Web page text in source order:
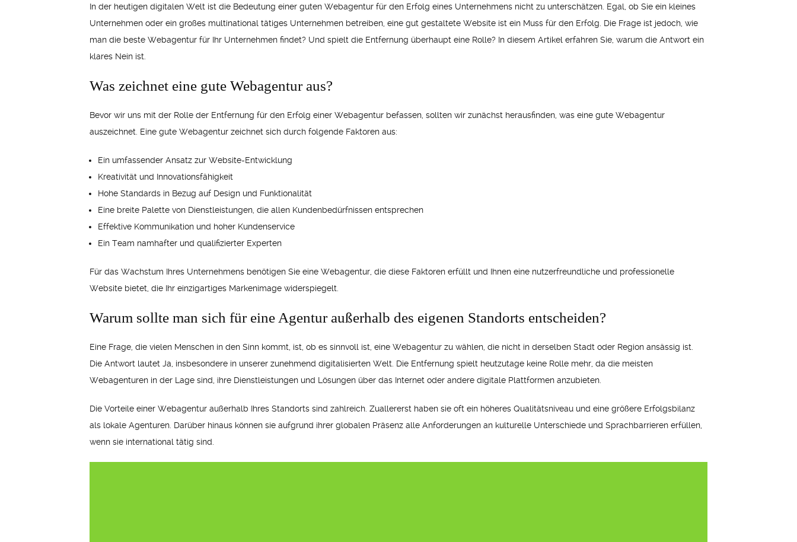
In der heutigen digitalen Welt ist die Bedeutung einer guten Webagentur für den Erfolg eines Unternehmens nicht zu unterschätzen. Egal, ob Sie ein kleines
Unternehmen oder ein großes multinational tätiges Unternehmen betreiben, eine gut gestaltete Website ist ein Muss für den Erfolg. Die Frage ist jedoch, wie
man die beste Webagentur für Ihr Unternehmen findet? Und spielt die Entfernung überhaupt eine Rolle? In diesem Artikel erfahren Sie, warum die Antwort ein
klares Nein ist.
Was zeichnet eine gute Webagentur aus?
Bevor wir uns mit der Rolle der Entfernung für den Erfolg einer Webagentur befassen, sollten wir zunächst herausfinden, was eine gute Webagentur
auszeichnet. Eine gute Webagentur zeichnet sich durch folgende Faktoren aus:
Ein umfassender Ansatz zur Website-Entwicklung
Kreativität und Innovationsfähigkeit
Hohe Standards in Bezug auf Design und Funktionalität
Eine breite Palette von Dienstleistungen, die allen Kundenbedürfnissen entsprechen
Effektive Kommunikation und hoher Kundenservice
Ein Team namhafter und qualifizierter Experten
Für das Wachstum Ihres Unternehmens benötigen Sie eine Webagentur, die diese Faktoren erfüllt und Ihnen eine nutzerfreundliche und professionelle
Website bietet, die Ihr einzigartiges Markenimage widerspiegelt.
Warum sollte man sich für eine Agentur außerhalb des eigenen Standorts entscheiden?
Eine Frage, die vielen Menschen in den Sinn kommt, ist, ob es sinnvoll ist, eine Webagentur zu wählen, die nicht in derselben Stadt oder Region ansässig ist.
Die Antwort lautet Ja, insbesondere in unserer zunehmend digitalisierten Welt. Die Entfernung spielt heutzutage keine Rolle mehr, da die meisten
Webagenturen in der Lage sind, ihre Dienstleistungen und Lösungen über das Internet oder andere digitale Plattformen anzubieten.
Die Vorteile einer Webagentur außerhalb Ihres Standorts sind zahlreich. Zuallererst haben sie oft ein höheres Qualitätsniveau und eine größere Erfolgsbilanz
als lokale Agenturen. Darüber hinaus können sie aufgrund ihrer globalen Präsenz alle Anforderungen an kulturelle Unterschiede und Sprachbarrieren erfüllen,
wenn sie international tätig sind.